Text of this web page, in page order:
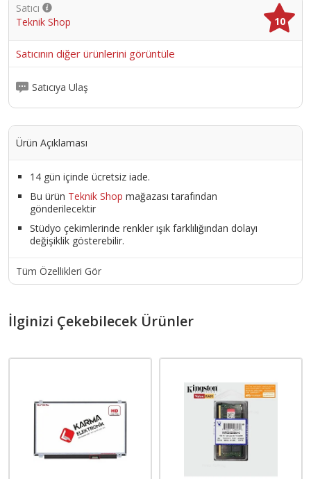
Satıcı
Teknik Shop
10
Satıcının diğer ürünlerini görüntüle
Satıcıya Ulaş
Ürün Açıklaması
14 gün içinde ücretsiz iade.
Bu ürün Teknik Shop mağazası tarafından
gönderilecektir
Stüdyo çekimlerinde renkler ışık farklılığından dolayı
değişiklik gösterebilir.
Tüm Özellikleri Gör
İlginizi Çekebilecek Ürünler